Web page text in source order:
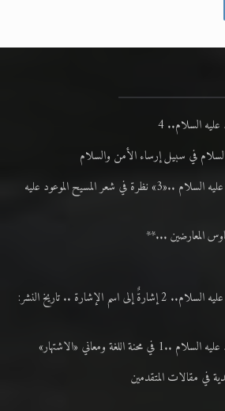
السلام.. 4
في سبيل إرساء الأمن والسلام
رأيٌ في لغة المسيح الموعود عليه السلام ..«3» نظرة في شعر المسيح الموعود عليه
المعارضين ...**
رأي في لغة المسيح الموعود عليه السلام.. 2 إشارةٌ إلى اسم الإشارة .. تاريخ النشر:
اللغة ومعاني «الاشتهار»
في مقالات المتقدمين